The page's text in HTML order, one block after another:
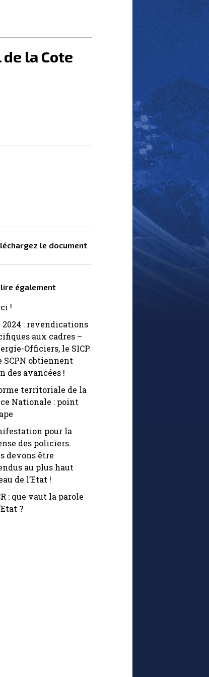
la Cote
le document
également
!
2024 : revendications
aux cadres –
Officiers, le SICP
SCPN obtiennent
des avancées !
territoriale de la
Nationale : point
pour la
des policiers.
devons être
au plus haut
de l’Etat !
: que vaut la parole
?